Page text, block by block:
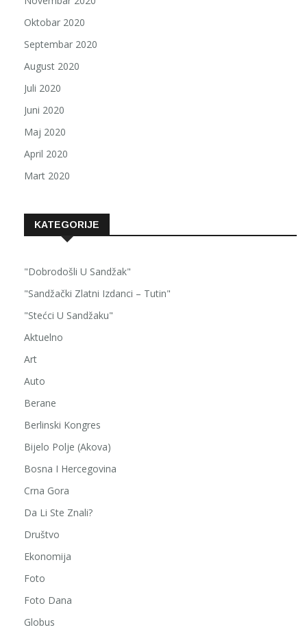
Oktobar 2020
Septembar 2020
August 2020
Juli 2020
Juni 2020
Maj 2020
April 2020
Mart 2020
KATEGORIJE
"Dobrodošli U Sandžak"
"Sandžački Zlatni Izdanci – Tutin"
"Stećci U Sandžaku"
Aktuelno
Art
Auto
Berane
Berlinski Kongres
Bijelo Polje (Akova)
Bosna I Hercegovina
Crna Gora
Da Li Ste Znali?
Društvo
Ekonomija
Foto
Foto Dana
Globus